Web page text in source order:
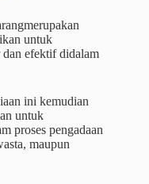
untuk
dan efektif didalam
ini kemudian
untuk
proses pengadaan
maupun